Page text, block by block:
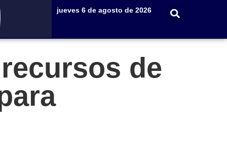
jueves 6 de agosto de 2026
de